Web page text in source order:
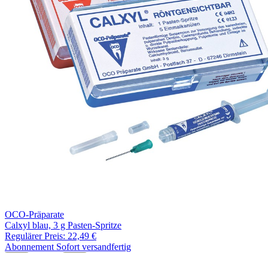
OCO-Präparate
Calxyl blau, 3 g Pasten-Spritze
Regulärer Preis: 22,49 €
Abonnement Sofort versandfertig